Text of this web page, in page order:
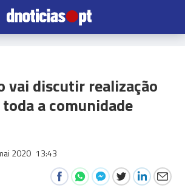
vai discutir realização
a comunidade
2020 13:43